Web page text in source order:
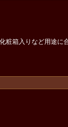
粧箱入りなど用途に